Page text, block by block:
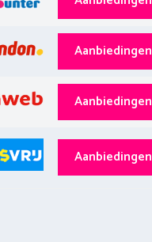
Aanbiedingen
Aanbiedingen
Aanbiedingen